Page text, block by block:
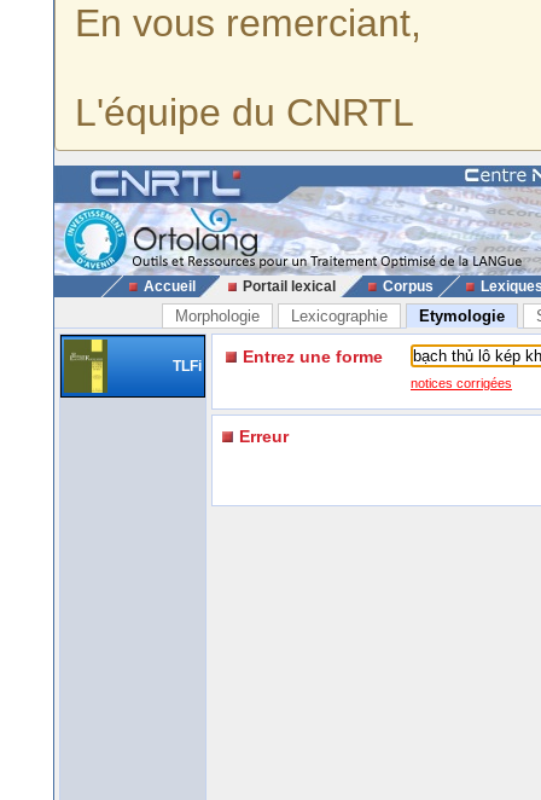
En vous remerciant,
L'équipe du CNRTL
Accueil Portail lexical Corpus
Morphologie Lexicographie Etymologie
TLFi Entrez une forme
notices corrigées
Erreur